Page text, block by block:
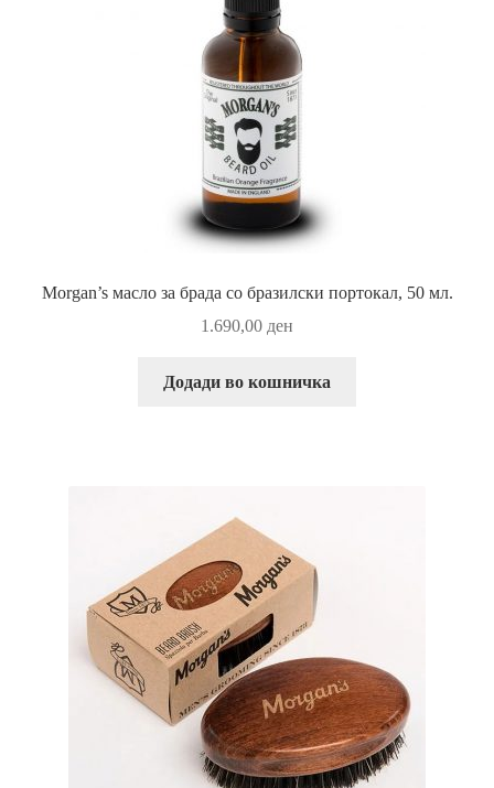
Morgan’s масло за брада со бразилски портокал, 50 мл.
1.690,00 ден
Додади во кошничка